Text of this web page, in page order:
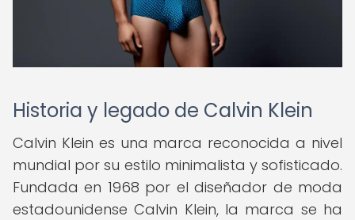
Historia y legado de Calvin Klein
Calvin Klein es una marca reconocida a nivel
mundial por su estilo minimalista y sofisticado.
Fundada en 1968 por el diseñador de moda
estadounidense Calvin Klein, la marca se ha